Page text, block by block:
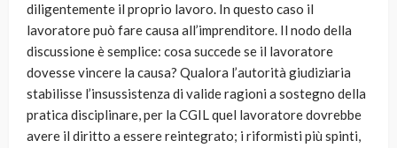
diligentemente il proprio lavoro. In questo caso il
lavoratore può fare causa all’imprenditore. Il nodo della
discussione è semplice: cosa succede se il lavoratore
dovesse vincere la causa? Qualora l’autorità giudiziaria
stabilisse l’insussistenza di valide ragioni a sostegno della
pratica disciplinare, per la CGIL quel lavoratore dovrebbe
avere il diritto a essere reintegrato; i riformisti più spinti,